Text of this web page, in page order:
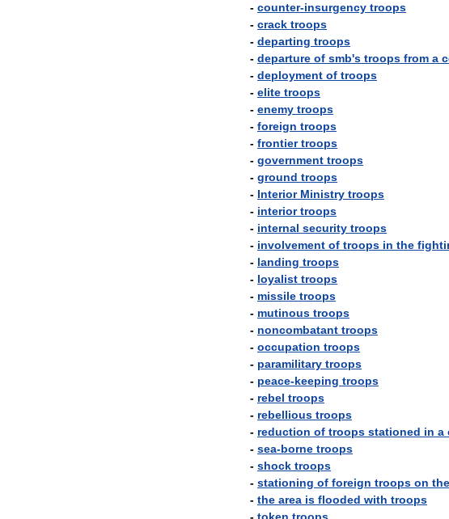
- counter-insurgency troops
- crack troops
- departing troops
- departure of smb's troops from a
- deployment of troops
- elite troops
- enemy troops
- foreign troops
- frontier troops
- government troops
- ground troops
- Interior Ministry troops
- interior troops
- internal security troops
- involvement of troops in the
- landing troops
- loyalist troops
- missile troops
- mutinous troops
- noncombatant troops
- occupation troops
- paramilitary troops
- peace-keeping troops
- rebel troops
- rebellious troops
- reduction of troops stationed in a
- sea-borne troops
- shock troops
- stationing of foreign troops on the
- the area is flooded with troops